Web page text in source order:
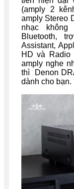
(amply 2
amply Stereo
nhạc
Bluetooth,
Assistant,
HD và Radio
amply nghe
thì Denon
dành cho bạn.